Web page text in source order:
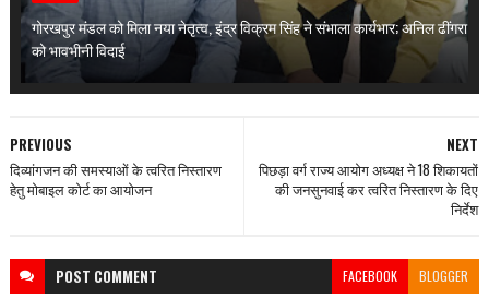
गोरखपुर मंडल को मिला नया नेतृत्व, इंद्र विक्रम सिंह ने संभाला कार्यभार; अनिल ढींगरा
को भावभीनी विदाई
NEXT
पिछड़ा वर्ग राज्य आयोग अध्यक्ष ने 18 शिकायतों
की जनसुनवाई कर त्वरित निस्तारण के दिए
निर्देश
PREVIOUS
दिव्यांगजन की समस्याओं के त्वरित निस्तारण
हेतु मोबाइल कोर्ट का आयोजन
POST COMMENT FACEBOOK BLOGGER